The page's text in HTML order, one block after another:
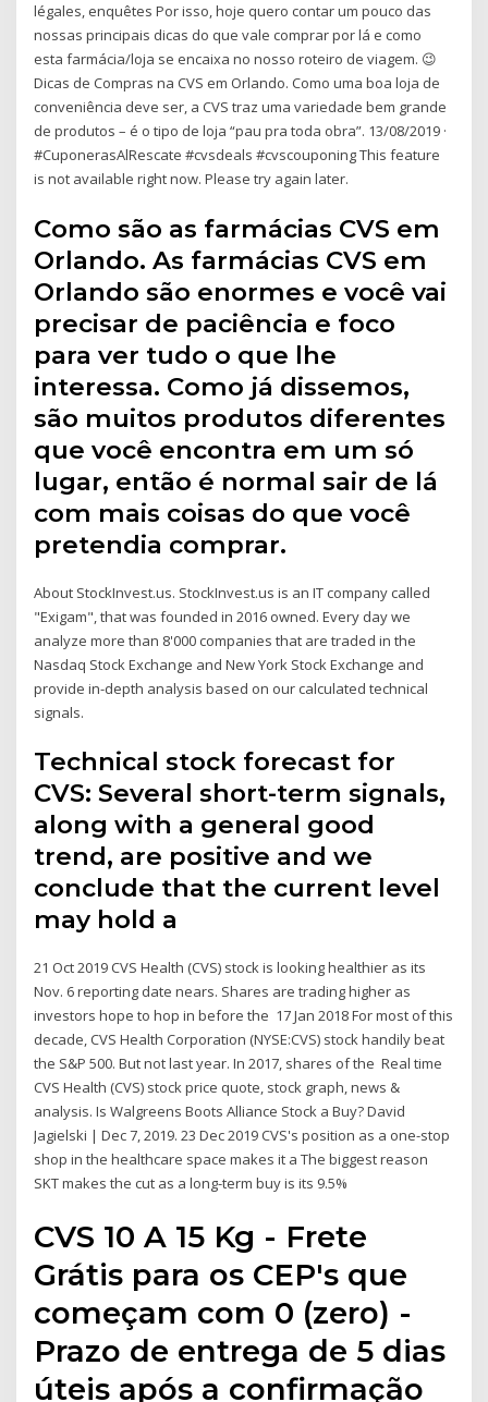
légales, enquêtes Por isso, hoje quero contar um pouco das
nossas principais dicas do que vale comprar por lá e como
esta farmácia/loja se encaixa no nosso roteiro de viagem. 😉
Dicas de Compras na CVS em Orlando. Como uma boa loja de
conveniência deve ser, a CVS traz uma variedade bem grande
de produtos – é o tipo de loja “pau pra toda obra”. 13/08/2019 ·
#CuponerasAlRescate #cvsdeals #cvscouponing This feature
is not available right now. Please try again later.
Como são as farmácias CVS em
Orlando. As farmácias CVS em
Orlando são enormes e você vai
precisar de paciência e foco
para ver tudo o que lhe
interessa. Como já dissemos,
são muitos produtos diferentes
que você encontra em um só
lugar, então é normal sair de lá
com mais coisas do que você
pretendia comprar.
About StockInvest.us. StockInvest.us is an IT company called
"Exigam", that was founded in 2016 owned. Every day we
analyze more than 8'000 companies that are traded in the
Nasdaq Stock Exchange and New York Stock Exchange and
provide in-depth analysis based on our calculated technical
signals.
Technical stock forecast for
CVS: Several short-term signals,
along with a general good
trend, are positive and we
conclude that the current level
may hold a
21 Oct 2019 CVS Health (CVS) stock is looking healthier as its
Nov. 6 reporting date nears. Shares are trading higher as
investors hope to hop in before the 17 Jan 2018 For most of this
decade, CVS Health Corporation (NYSE:CVS) stock handily beat
the S&P 500. But not last year. In 2017, shares of the Real time
CVS Health (CVS) stock price quote, stock graph, news &
analysis. Is Walgreens Boots Alliance Stock a Buy? David
Jagielski | Dec 7, 2019. 23 Dec 2019 CVS's position as a one-stop
shop in the healthcare space makes it a The biggest reason
SKT makes the cut as a long-term buy is its 9.5%
CVS 10 A 15 Kg - Frete
Grátis para os CEP's que
começam com 0 (zero) -
Prazo de entrega de 5 dias
úteis após a confirmação